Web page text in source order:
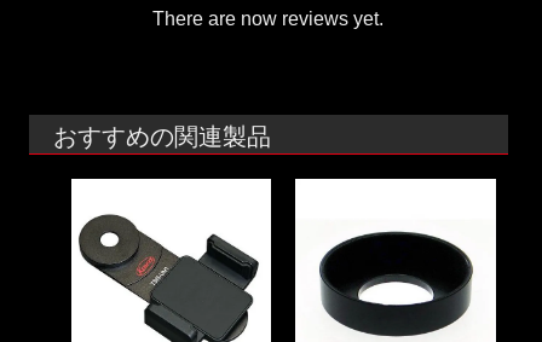
There are now reviews yet.
おすすめの関連製品